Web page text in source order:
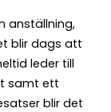
anställning,
blir dags att
leder till
samt ett
blir det